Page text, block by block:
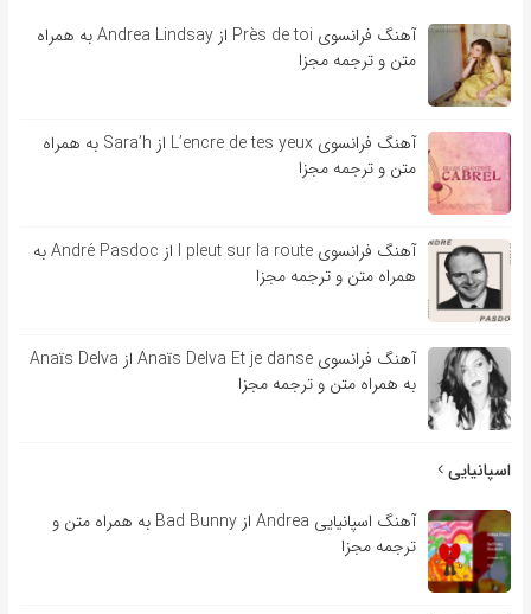
آهنگ فرانسوی Près de toi از Andrea Lindsay به همراه
متن و ترجمه مجزا
آهنگ فرانسوی L’encre de tes yeux از Sara’h به همراه
متن و ترجمه مجزا
آهنگ فرانسوی l pleut sur la route از André Pasdoc به
همراه متن و ترجمه مجزا
آهنگ فرانسوی Anaïs Delva Et je danse از Anaïs Delva
به همراه متن و ترجمه مجزا
اسپانیایی
آهنگ اسپانیایی Andrea از Bad Bunny به همراه متن و
ترجمه مجزا